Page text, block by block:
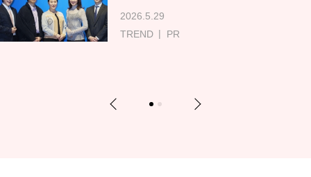
2026.5.29
TREND
PR
Previous 1 2 Next